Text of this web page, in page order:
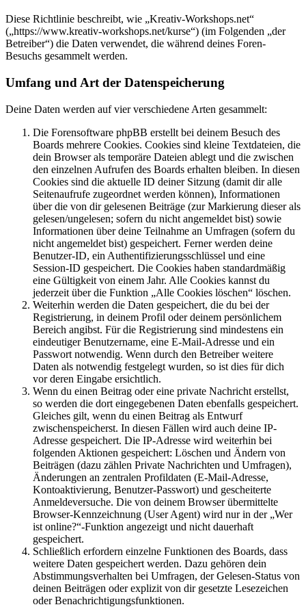
Diese Richtlinie beschreibt, wie „Kreativ-Workshops.net“
(„https://www.kreativ-workshops.net/kurse“) (im Folgenden „der
Betreiber“) die Daten verwendet, die während deines Foren-
Besuchs gesammelt werden.
Umfang und Art der Datenspeicherung
Deine Daten werden auf vier verschiedene Arten gesammelt:
Die Forensoftware phpBB erstellt bei deinem Besuch des
Boards mehrere Cookies. Cookies sind kleine Textdateien, die
dein Browser als temporäre Dateien ablegt und die zwischen
den einzelnen Aufrufen des Boards erhalten bleiben. In diesen
Cookies sind die aktuelle ID deiner Sitzung (damit dir alle
Seitenaufrufe zugeordnet werden können), Informationen
über die von dir gelesenen Beiträge (zur Markierung dieser als
gelesen/ungelesen; sofern du nicht angemeldet bist) sowie
Informationen über deine Teilnahme an Umfragen (sofern du
nicht angemeldet bist) gespeichert. Ferner werden deine
Benutzer-ID, ein Authentifizierungsschlüssel und eine
Session-ID gespeichert. Die Cookies haben standardmäßig
eine Gültigkeit von einem Jahr. Alle Cookies kannst du
jederzeit über die Funktion „Alle Cookies löschen“ löschen.
Weiterhin werden die Daten gespeichert, die du bei der
Registrierung, in deinem Profil oder deinem persönlichem
Bereich angibst. Für die Registrierung sind mindestens ein
eindeutiger Benutzername, eine E-Mail-Adresse und ein
Passwort notwendig. Wenn durch den Betreiber weitere
Daten als notwendig festgelegt wurden, so ist dies für dich
vor deren Eingabe ersichtlich.
Wenn du einen Beitrag oder eine private Nachricht erstellst,
so werden die dort eingegebenen Daten ebenfalls gespeichert.
Gleiches gilt, wenn du einen Beitrag als Entwurf
zwischenspeicherst. In diesen Fällen wird auch deine IP-
Adresse gespeichert. Die IP-Adresse wird weiterhin bei
folgenden Aktionen gespeichert: Löschen und Ändern von
Beiträgen (dazu zählen Private Nachrichten und Umfragen),
Änderungen an zentralen Profildaten (E-Mail-Adresse,
Kontoaktivierung, Benutzer-Passwort) und gescheiterte
Anmeldeversuche. Die von deinem Browser übermittelte
Browser-Kennzeichnung (User Agent) wird nur in der „Wer
ist online?“-Funktion angezeigt und nicht dauerhaft
gespeichert.
Schließlich erfordern einzelne Funktionen des Boards, dass
weitere Daten gespeichert werden. Dazu gehören dein
Abstimmungsverhalten bei Umfragen, der Gelesen-Status von
deinen Beiträgen oder explizit von dir gesetzte Lesezeichen
oder Benachrichtigungsfunktionen.